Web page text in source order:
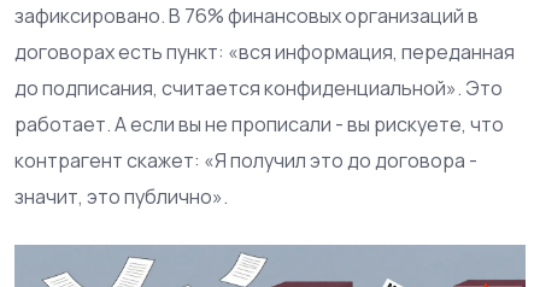
зафиксировано. В 76% финансовых организаций в
договорах есть пункт: «вся информация, переданная
до подписания, считается конфиденциальной». Это
работает. А если вы не прописали - вы рискуете, что
контрагент скажет: «Я получил это до договора -
значит, это публично».